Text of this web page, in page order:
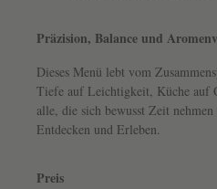
Präzision, Balance und
Dieses Menü lebt vom
Tiefe auf Leichtigkeit, Küche auf
alle, die sich bewusst Zeit
Entdecken und Erleben.
Preis